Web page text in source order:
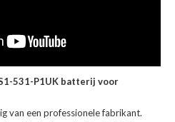
531-P1UK batterij voor
van een professionele fabrikant.